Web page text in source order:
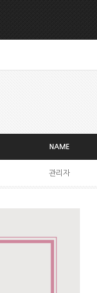
NAME
관리자